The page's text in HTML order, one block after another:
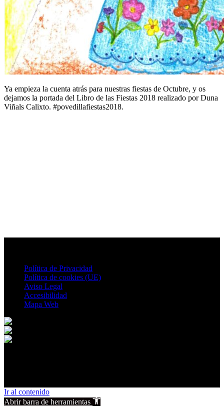
Ya empieza la cuenta atrás para nuestras fiestas de Octubre, y os
dejamos la portada del Libro de las Fiestas 2018 realizado por Duna
Viñals Calixto. #povedillafiestas2018.
Política de Privacidad
Política de cookies (UE)
Aviso Legal
Accesibilidad
Mapa Web
Ir al contenido
Abrir barra de herramientas